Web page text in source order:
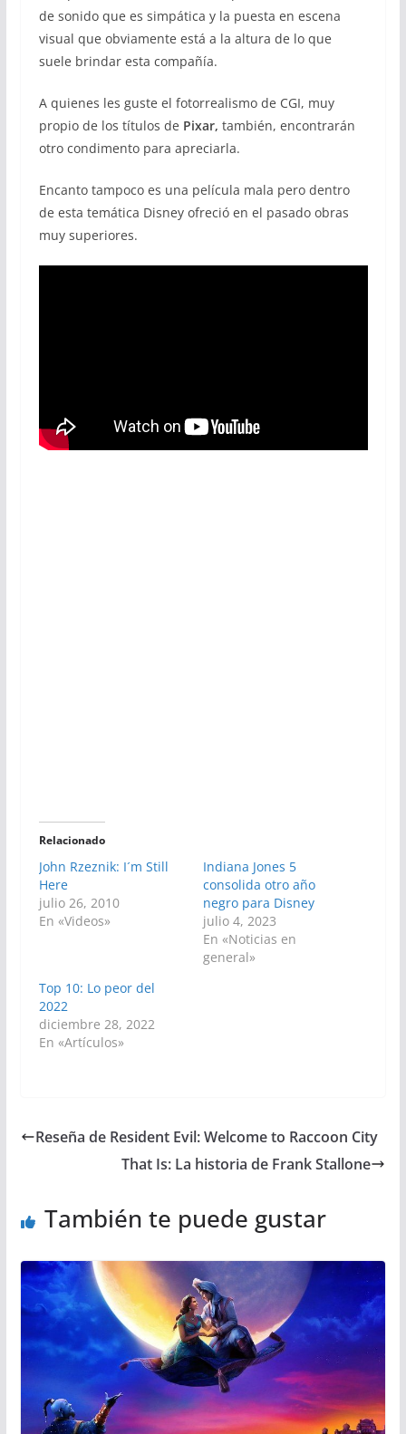
de sonido que es simpática y la puesta en escena
visual que obviamente está a la altura de lo que
suele brindar esta compañía.
A quienes les guste el fotorrealismo de CGI, muy
propio de los títulos de Pixar, también, encontrarán
otro condimento para apreciarla.
Encanto tampoco es una película mala pero dentro
de esta temática Disney ofreció en el pasado obras
muy superiores.
Relacionado
John Rzeznik: I´m Still
Here
julio 26, 2010
En «Videos»
Indiana Jones 5
consolida otro año
negro para Disney
julio 4, 2023
En «Noticias en
general»
Top 10: Lo peor del
2022
diciembre 28, 2022
En «Artículos»
Reseña de Resident Evil: Welcome to Raccoon City
That Is: La historia de Frank Stallone
También te puede gustar